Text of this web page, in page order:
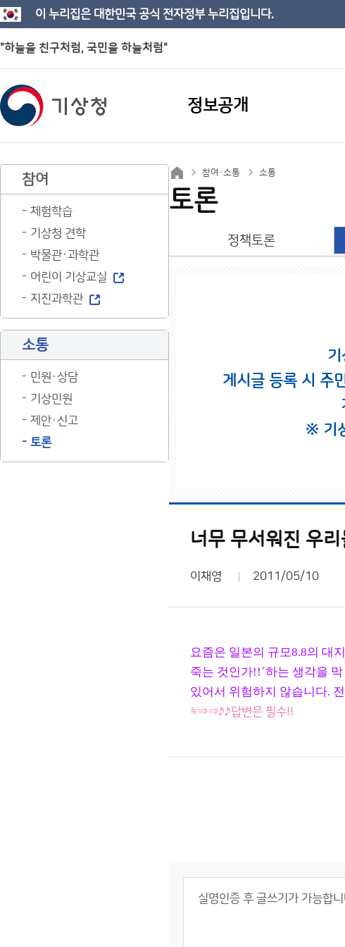
이 누리집은 대한민국 공식 전자정부 누리집입니다.
"하늘을 친구처럼, 국민을 하늘처럼"
정보공개
참여
체험학습
기상청 견학
박물관·과학관
어린이 기상교실
지진과학관
소통
민원·상담
기상민원
제안·신고
토론
참여·소통 소통
토론
정책토론
게시글 등록 시 주
※ 기
너무 무서워진 우
이채영 2011/05/10
요즘은 일본의 규모8.8의 대
죽는 것인가!!´하는 생각을
있어서 위험하지 않습니다.
≒⇒⇒♪♪답변은 필수!!